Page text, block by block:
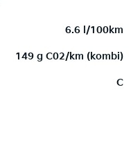
6.6 l/100km
149 g C02/km (kombi)
C